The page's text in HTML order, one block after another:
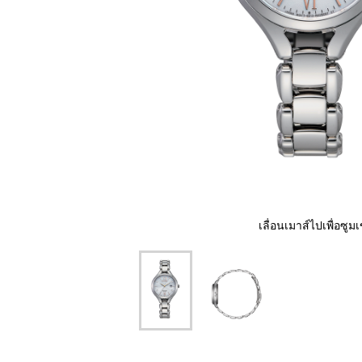
เลื่อนเมาส์ไปเพื่อซูม